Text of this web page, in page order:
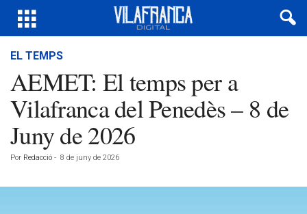
EL TEMPS
AEMET: El temps per a
Vilafranca del Penedès – 8 de
Juny de 2026
Por Redacció - 8 de juny de 2026